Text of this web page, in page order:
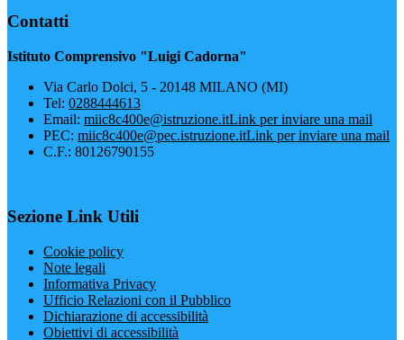
Contatti
Istituto Comprensivo "Luigi Cadorna"
Via Carlo Dolci, 5 - 20148 MILANO (MI)
Tel: 0288444613
Email: miic8c400e@istruzione.itLink per inviare una mail
PEC: miic8c400e@pec.istruzione.itLink per inviare una mail
C.F.: 80126790155
Sezione Link Utili
Cookie policy
Note legali
Informativa Privacy
Ufficio Relazioni con il Pubblico
Dichiarazione di accessibilità
Obiettivi di accessibilità